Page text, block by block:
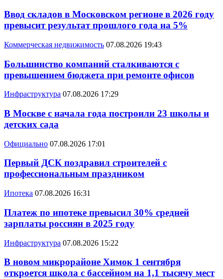
Ввод складов в Московском регионе в 2026 году
превысит результат прошлого года на 5%
Коммерческая недвижимость 07.08.2026 19:43
Большинство компаний сталкиваются с
превышением бюджета при ремонте офисов
Инфраструктура 07.08.2026 17:29
В Москве с начала года построили 23 школы и
детских сада
Официально 07.08.2026 17:01
Первый ДСК поздравил строителей с
профессиональным праздником
Ипотека 07.08.2026 16:31
Платеж по ипотеке превысил 30% средней
зарплаты россиян в 2025 году
Инфраструктура 07.08.2026 15:22
В новом микрорайоне Химок 1 сентября
откроется школа с бассейном на 1,1 тысячу мест